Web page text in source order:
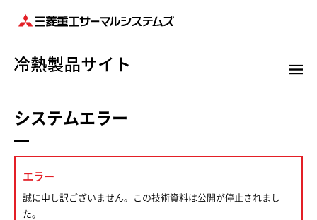
システムエラー
エラー
誠に申し訳ございません。この技術資料は公開が停止されまし
た。